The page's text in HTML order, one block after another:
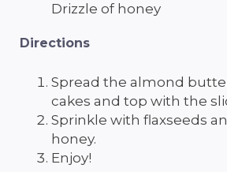
Drizzle of honey
Directions
Spread the almond
cakes and top with the
Sprinkle with flaxseeds
honey.
Enjoy!